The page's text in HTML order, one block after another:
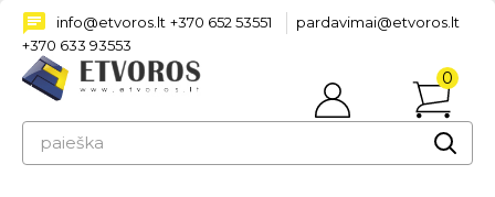
info@etvoros.lt +370 652 53551
pardavimai@etvoros.lt
+370 633 93553
Prisijungti
0
-
0.00€